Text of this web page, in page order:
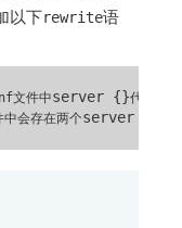
以下rewrite语
文件中server {}代码段
会存在两个server {}